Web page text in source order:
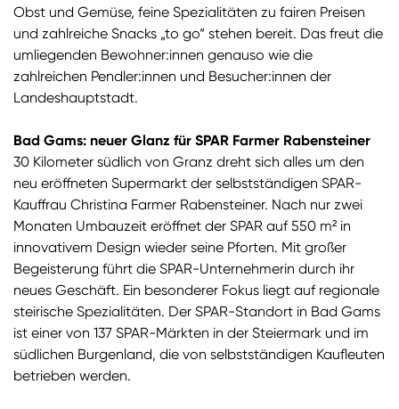
Obst und Gemüse, feine Spezialitäten zu fairen Preisen
und zahlreiche Snacks „to go“ stehen bereit. Das freut die
umliegenden Bewohner:innen genauso wie die
zahlreichen Pendler:innen und Besucher:innen der
Landeshauptstadt.
Bad Gams: neuer Glanz für SPAR Farmer Rabensteiner
30 Kilometer südlich von Granz dreht sich alles um den
neu eröffneten Supermarkt der selbstständigen SPAR-
Kauffrau Christina Farmer Rabensteiner. Nach nur zwei
Monaten Umbauzeit eröffnet der SPAR auf 550 m² in
innovativem Design wieder seine Pforten. Mit großer
Begeisterung führt die SPAR-Unternehmerin durch ihr
neues Geschäft. Ein besonderer Fokus liegt auf regionale
steirische Spezialitäten. Der SPAR-Standort in Bad Gams
ist einer von 137 SPAR-Märkten in der Steiermark und im
südlichen Burgenland, die von selbstständigen Kaufleuten
betrieben werden.